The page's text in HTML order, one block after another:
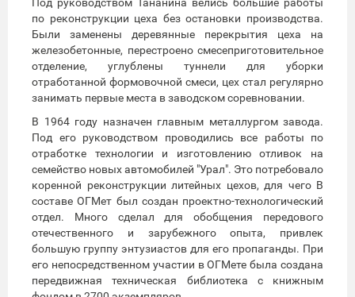
по реконструкции цеха без остановки производства.
Были заменены деревянные перекрытия цеха на
железобетонные, перестроено смесеприготовительное
отделение, углублены туннели для уборки
отработанной формовочной смеси, цех стал регулярно
занимать первые места в заводском соревновании.
В 1964 году назначен главным металлургом завода.
Под его руководством проводились все работы по
отработке технологии и изготовлению отливок на
семейство новых автомобилей "Урал". Это потребовало
коренной реконструкции литейных цехов, для чего В
составе ОГМет был создан проектно-технологический
отдел. Много сделал для обобщения передового
отечественного и зарубежного опыта, привлек
большую группу энтузиастов для его пропаганды. При
его непосредственном участии в ОГМете была создана
передвижная техническая библиотека с книжным